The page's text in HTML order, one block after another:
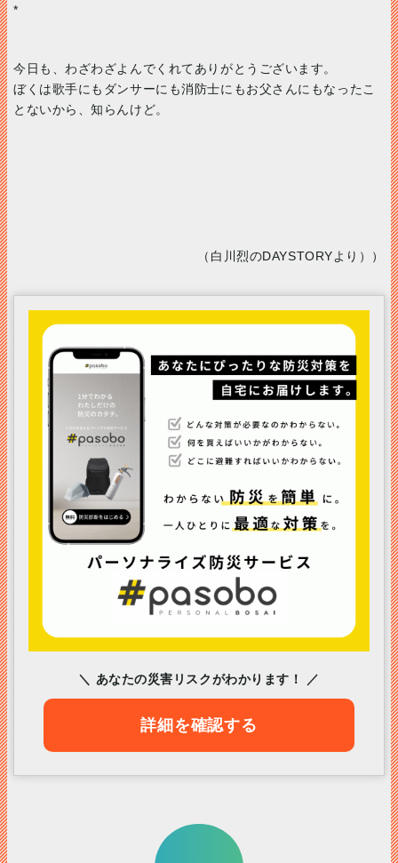
*
今日も、わざわざよんでくれてありがとうございます。
ぼくは歌手にもダンサーにも消防士にもお父さんにもなったこ
とないから、知らんけど。
（白川烈のDAYSTORYより））
＼ あなたの災害リスクがわかります！ ／
詳細を確認する